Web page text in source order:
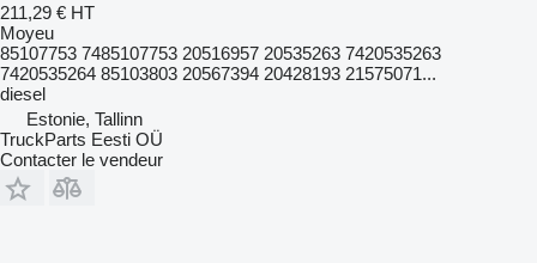
211,29 € HT
Moyeu
85107753 7485107753 20516957 20535263 7420535263
7420535264 85103803 20567394 20428193 21575071...
diesel
Estonie, Tallinn
TruckParts Eesti OÜ
Contacter le vendeur